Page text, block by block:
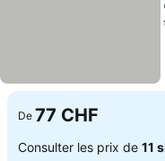
De 77 CHF
Consulter les prix de 11